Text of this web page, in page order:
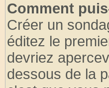
Comment
Créer un
éditez le
devriez
dessous de la